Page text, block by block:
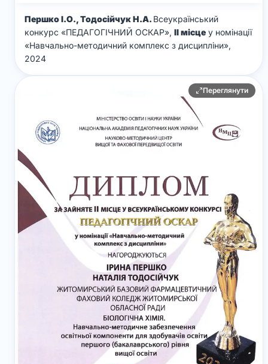
Першко І.О., Тодосійчук Н.А. Всеукраїнський
конкурс «ПЕДАГОГІЧНИЙ ОСКАР», ІІ місце у номінації
«Навчально-методичний комплекс з дисципліни»,
2024
Переглянути